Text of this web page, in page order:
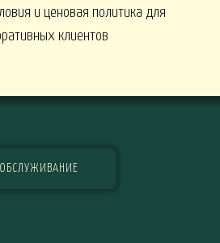
и ценовая политика для
клиентов
ОБСЛУЖИВАНИЕ